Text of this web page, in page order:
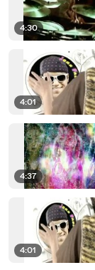
4:30
4:01
4:37
4:01